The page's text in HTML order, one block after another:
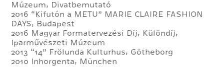
Múzeum, Divatbemutató
2016 “Kifutón a METU” MARIE CLAIRE FASHION
DAYS, Budapest
2016 Magyar Formatervezési Díj, Különdíj,
Iparművészeti Múzeum
2013 “14” Frölunda Kulturhus, Götheborg
2010 Inhorgenta, München